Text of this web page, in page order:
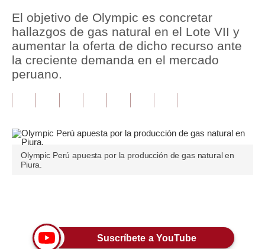
Política
Tu Dinero
Finanzas Personales
Tendencias
El objetivo de Olympic es concretar
hallazgos de gas natural en el Lote VII y
aumentar la oferta de dicho recurso ante
la creciente demanda en el mercado
peruano.
Olympic Perú apuesta por la producción de gas natural en
Piura.
Suscríbete a YouTube